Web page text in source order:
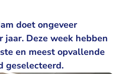
doet ongeveer
Deze week hebben
en meest opvallende
geselecteerd.